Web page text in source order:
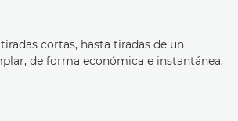
cortas, hasta tiradas de un
de forma económica e instantánea.